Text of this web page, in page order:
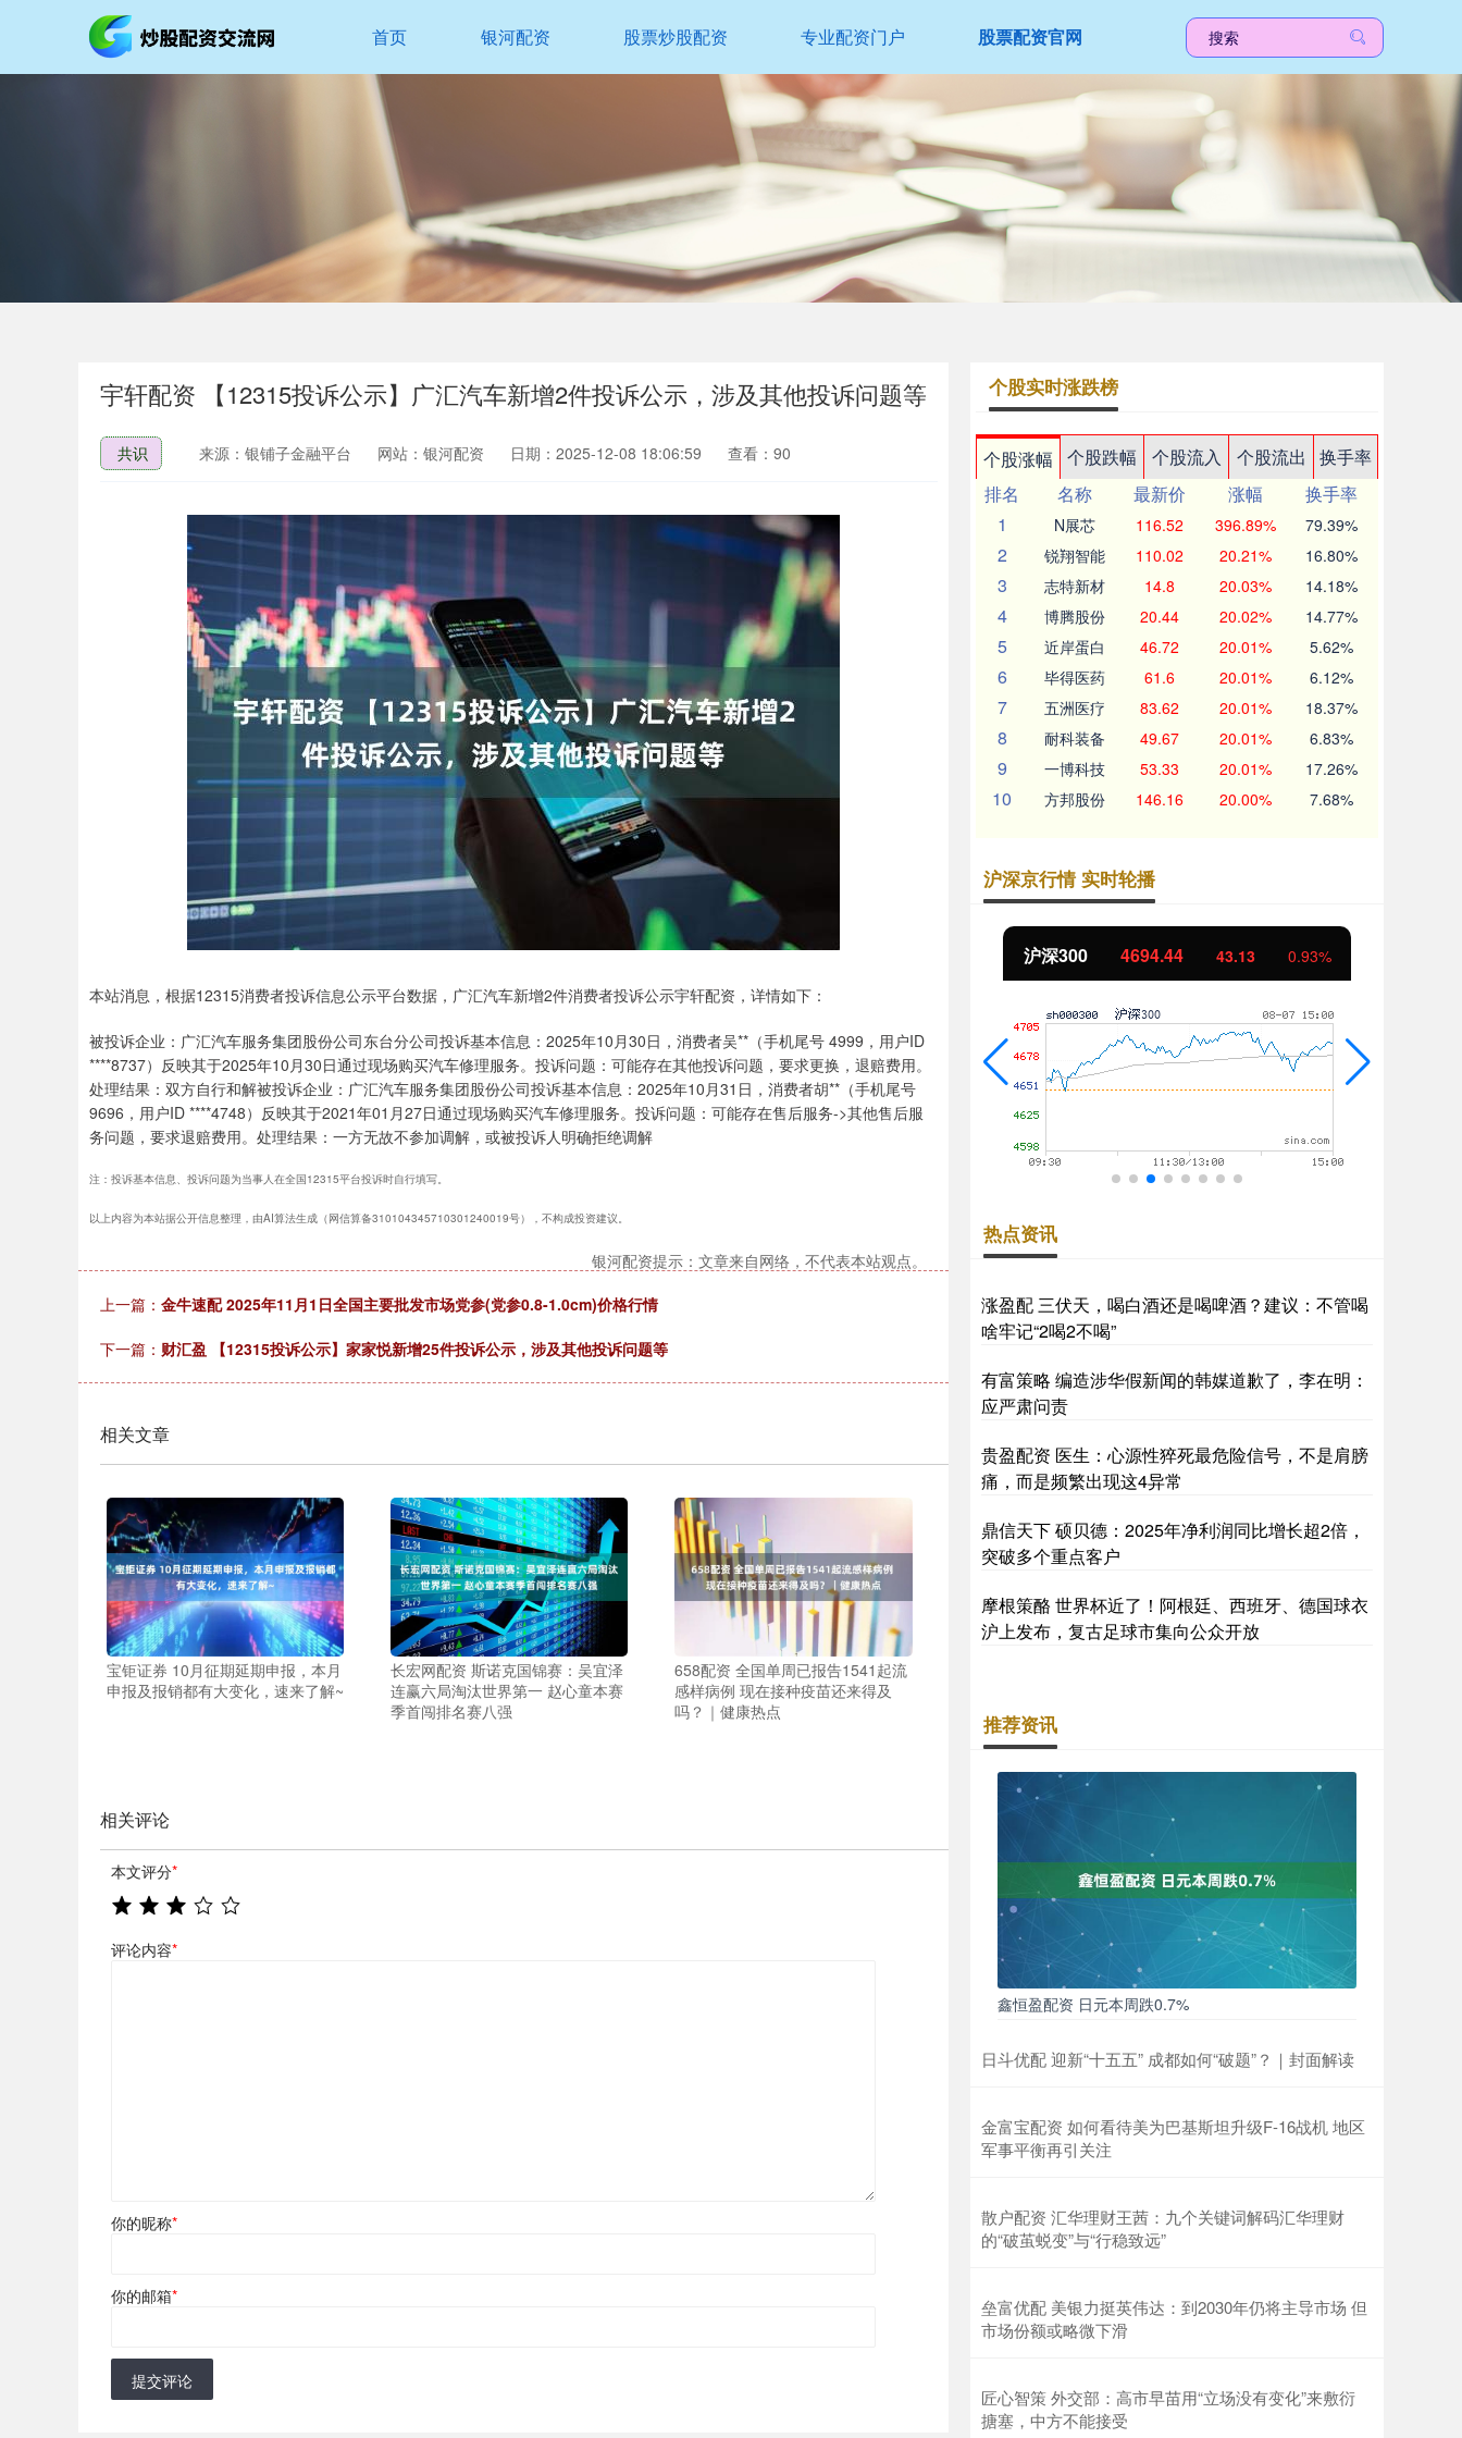
首页 银河配资 股票炒股配资 专业配资门户 股票配资官网
宇轩配资 【12315投诉公示】广汇汽车新增2件投诉公示，涉及其他投诉问题等
共识 来源：银铺子金融平台 网站：银河配资 日期：2025-12-08 18:06:59 查看：90
本站消息，根据12315消费者投诉信息公示平台数据，广汇汽车新增2件消费者投诉公示宇轩配资，详情如下：
被投诉企业：广汇汽车服务集团股份公司东台分公司投诉基本信息：2025年10月30日，消费者吴**（手机尾号 4999，用户ID
****8737）反映其于2025年10月30日通过现场购买汽车修理服务。投诉问题：可能存在其他投诉问题，要求更换，退赔费用。
处理结果：双方自行和解被投诉企业：广汇汽车服务集团股份公司投诉基本信息：2025年10月31日，消费者胡**（手机尾号
9696，用户ID ****4748）反映其于2021年01月27日通过现场购买汽车修理服务。投诉问题：可能存在售后服务->其他售后服
务问题，要求退赔费用。处理结果：一方无故不参加调解，或被投诉人明确拒绝调解
注：投诉基本信息、投诉问题为当事人在全国12315平台投诉时自行填写。
以上内容为本站据公开信息整理，由AI算法生成（网信算备310104345710301240019号），不构成投资建议。
银河配资提示：文章来自网络，不代表本站观点。
上一篇： 金牛速配 2025年11月1日全国主要批发市场党参(党参0.8-1.0cm)价格行情
下一篇： 财汇盈 【12315投诉公示】家家悦新增25件投诉公示，涉及其他投诉问题等
相关文章
宝钜证券 10月征期延期申报，本月
申报及报销都有大变化，速来了解~
长宏网配资 斯诺克国锦赛：吴宜泽
连赢六局淘汰世界第一 赵心童本赛
季首闯排名赛八强
658配资 全国单周已报告1541起流
感样病例 现在接种疫苗还来得及
吗？｜健康热点
相关评论
本文评分*
评论内容*
你的昵称*
你的邮箱*
提交评论
个股实时涨跌榜
个股涨幅 个股跌幅 个股流入 个股流出
换手率
排名
名称 最新价 涨幅
换手率
1
N展芯 116.52 396.89% 79.39%
2 锐翔智能 110.02 20.21% 16.80%
3 志特新材 14.8 20.03% 14.18%
4 博腾股份 20.44 20.02% 14.77%
5 近岸蛋白 46.72 20.01% 5.62%
6 毕得医药 61.6 20.01% 6.12%
7 五洲医疗 83.62 20.01% 18.37%
8 耐科装备 49.67 20.01% 6.83%
9 一博科技 53.33 20.01% 17.26%
10 方邦股份 146.16 20.00% 7.68%
沪深京行情 实时轮播
上证指数 3940.04 39.68 1.02% 深证成指 14311.01 200.89 沪深300 4694.44 43.13 0.93%
热点资讯
涨盈配 三伏天，喝白酒还是喝啤酒？建议：不管喝
啥牢记“2喝2不喝”
有富策略 编造涉华假新闻的韩媒道歉了，李在明：
应严肃问责
贵盈配资 医生：心源性猝死最危险信号，不是肩膀
痛，而是频繁出现这4异常
鼎信天下 硕贝德：2025年净利润同比增长超2倍，
突破多个重点客户
摩根策酪 世界杯近了！阿根廷、西班牙、德国球衣
沪上发布，复古足球市集向公众开放
推荐资讯
鑫恒盈配资 日元本周跌0.7%
日斗优配 迎新“十五五” 成都如何“破题”？｜封面解读
金富宝配资 如何看待美为巴基斯坦升级F-16战机 地区
军事平衡再引关注
散户配资 汇华理财王茜：九个关键词解码汇华理财
的“破茧蜕变”与“行稳致远”
垒富优配 美银力挺英伟达：到2030年仍将主导市场 但
市场份额或略微下滑
匠心智策 外交部：高市早苗用“立场没有变化”来敷衍
搪塞，中方不能接受